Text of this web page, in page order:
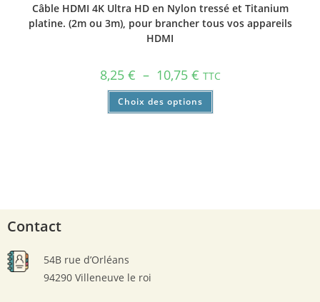
Câble HDMI 4K Ultra HD en Nylon tressé et Titanium
platine. (2m ou 3m), pour brancher tous vos appareils
HDMI
8,25 € – 10,75 € TTC
Choix des options
Contact
54B rue d’Orléans
94290 Villeneuve le roi